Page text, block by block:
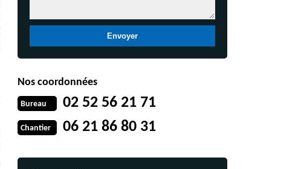
Nos coordonnées
Bureau 02 52 56 21 71
Chantier 06 21 86 80 31